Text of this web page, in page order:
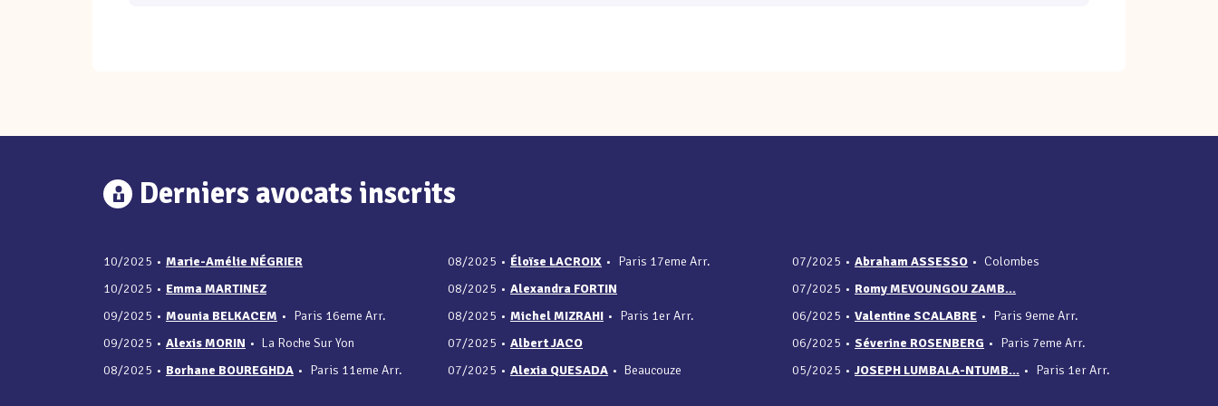
Derniers avocats inscrits
10/2025 • Marie-Amélie NÉGRIER
10/2025 • Emma MARTINEZ
09/2025 • Mounia BELKACEM • Paris 16eme Arr.
09/2025 • Alexis MORIN • La Roche Sur Yon
08/2025 • Borhane BOUREGHDA • Paris 11eme Arr.
08/2025 • Éloïse LACROIX • Paris 17eme Arr.
08/2025 • Alexandra FORTIN
08/2025 • Michel MIZRAHI • Paris 1er Arr.
07/2025 • Albert JACO
07/2025 • Alexia QUESADA • Beaucouze
07/2025 • Abraham ASSESSO • Colombes
07/2025 • Romy MEVOUNGOU ZAMB...
06/2025 • Valentine SCALABRE • Paris 9eme Arr.
06/2025 • Séverine ROSENBERG • Paris 7eme Arr.
05/2025 • JOSEPH LUMBALA-NTUMB... • Paris 1er Arr.